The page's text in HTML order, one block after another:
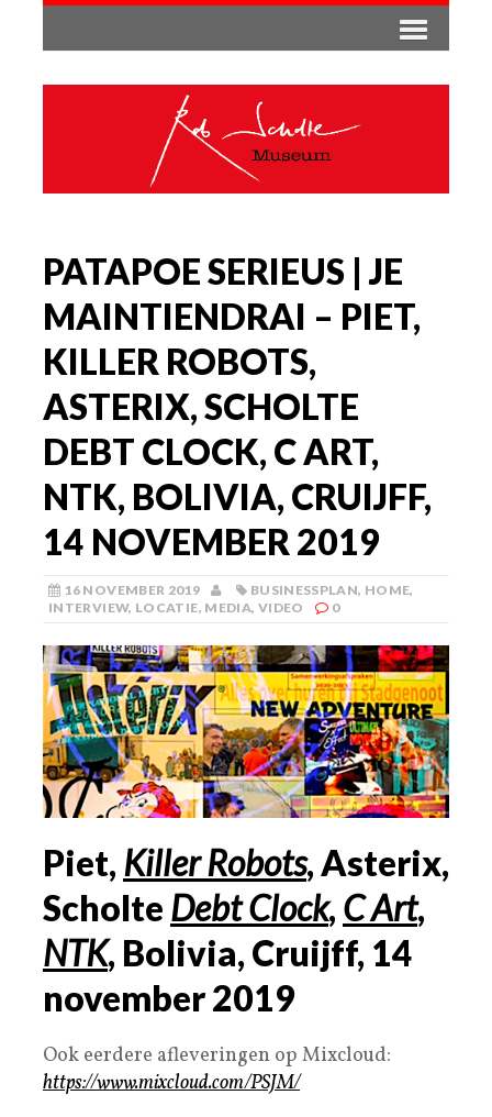
PATAPOE SERIEUS | JE
MAINTIENDRAI – PIET,
KILLER ROBOTS,
ASTERIX, SCHOLTE
DEBT CLOCK, C ART,
NTK, BOLIVIA, CRUIJFF,
14 NOVEMBER 2019
16 NOVEMBER 2019 BUSINESSPLAN, HOME,
INTERVIEW, LOCATIE, MEDIA, VIDEO 0
Piet, Killer Robots, Asterix,
Scholte Debt Clock, C Art,
NTK, Bolivia, Cruijff, 14
november 2019
Ook eerdere afleveringen op Mixcloud:
https://www.mixcloud.com/PSJM/